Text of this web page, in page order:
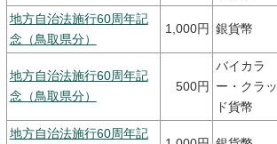
地方自治法施行60周年記
念（鳥取県分）
1,000円 銀貨幣
地方自治法施行60周年記
念（鳥取県分）
500円
バイカラ
ー・クラッ
ド貨幣
地方自治法施行60周年記